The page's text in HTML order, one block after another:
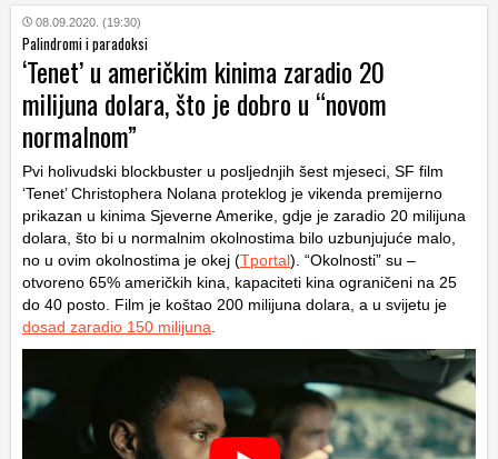
08.09.2020. (19:30)
Palindromi i paradoksi
‘Tenet’ u američkim kinima zaradio 20
milijuna dolara, što je dobro u “novom
normalnom”
Pvi holivudski blockbuster u posljednjih šest mjeseci, SF film
‘Tenet’ Christophera Nolana proteklog je vikenda premijerno
prikazan u kinima Sjeverne Amerike, gdje je zaradio 20 milijuna
dolara, što bi u normalnim okolnostima bilo uzbunjujuće malo,
no u ovim okolnostima je okej (Tportal). “Okolnosti” su –
otvoreno 65% američkih kina, kapaciteti kina ograničeni na 25
do 40 posto. Film je koštao 200 milijuna dolara, a u svijetu je
dosad zaradio 150 milijuna